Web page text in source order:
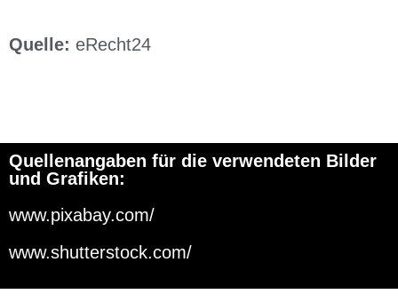
Quelle: eRecht24
Quellenangaben für die verwendeten Bilder
und Grafiken:
www.pixabay.com/
www.shutterstock.com/